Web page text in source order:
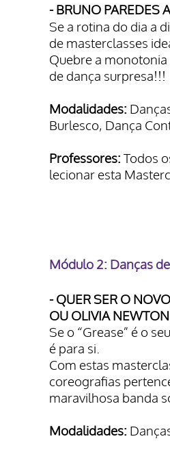
- BRUNO PAREDES
Se a rotina do dia a
de masterclasses
Quebre a
de dança surpresa!!!
Modalidades:
Burlesco, Dança
Professores: Todos
lecionar esta
Módulo 2: Danças
- QUER SER O
OU OLIVIA
Se o “Grease” é o
é para si.
Com estas
coreografias
maravilhosa banda
Modalidades: